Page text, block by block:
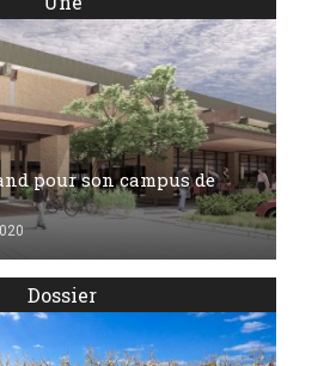
pour son campus de
Dossier